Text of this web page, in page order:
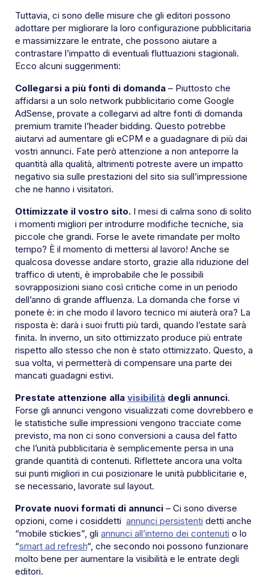
Tuttavia, ci sono delle misure che gli editori possono
adottare per migliorare la loro configurazione pubblicitaria
e massimizzare le entrate, che possono aiutare a
contrastare l’impatto di eventuali fluttuazioni stagionali.
Ecco alcuni suggerimenti:
Collegarsi a più fonti di domanda – Piuttosto che
affidarsi a un solo network pubblicitario come Google
AdSense, provate a collegarvi ad altre fonti di domanda
premium tramite l’header bidding. Questo potrebbe
aiutarvi ad aumentare gli eCPM e a guadagnare di più dai
vostri annunci. Fate però attenzione a non anteporre la
quantità alla qualità, altrimenti potreste avere un impatto
negativo sia sulle prestazioni del sito sia sull’impressione
che ne hanno i visitatori.
Ottimizzate il vostro sito. I mesi di calma sono di solito
i momenti migliori per introdurre modifiche tecniche, sia
piccole che grandi. Forse le avete rimandate per molto
tempo? È il momento di mettersi al lavoro! Anche se
qualcosa dovesse andare storto, grazie alla riduzione del
traffico di utenti, è improbabile che le possibili
sovrapposizioni siano così critiche come in un periodo
dell’anno di grande affluenza. La domanda che forse vi
ponete è: in che modo il lavoro tecnico mi aiuterà ora? La
risposta è: darà i suoi frutti più tardi, quando l’estate sarà
finita. In inverno, un sito ottimizzato produce più entrate
rispetto allo stesso che non è stato ottimizzato. Questo, a
sua volta, vi permetterà di compensare una parte dei
mancati guadagni estivi.
Prestate attenzione alla visibilità degli annunci.
Forse gli annunci vengono visualizzati come dovrebbero e
le statistiche sulle impressioni vengono tracciate come
previsto, ma non ci sono conversioni a causa del fatto
che l’unità pubblicitaria è semplicemente persa in una
grande quantità di contenuti. Riflettete ancora una volta
sui punti migliori in cui posizionare le unità pubblicitarie e,
se necessario, lavorate sul layout.
Provate nuovi formati di annunci – Ci sono diverse
opzioni, come i cosiddetti annunci persistenti detti anche
“mobile stickies”, gli annunci all’interno dei contenuti o lo
“smart ad refresh“, che secondo noi possono funzionare
molto bene per aumentare la visibilità e le entrate degli
editori.